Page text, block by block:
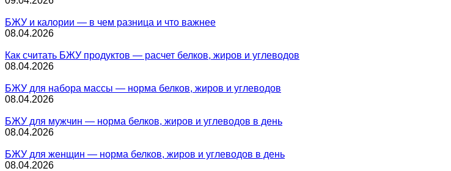
БЖУ и калории — в чем разница и что важнее
08.04.2026
Как считать БЖУ продуктов — расчет белков, жиров и углеводов
08.04.2026
БЖУ для набора массы — норма белков, жиров и углеводов
08.04.2026
БЖУ для мужчин — норма белков, жиров и углеводов в день
08.04.2026
БЖУ для женщин — норма белков, жиров и углеводов в день
08.04.2026